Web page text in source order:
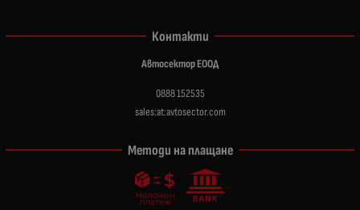
Контакти
Автосектор ЕООД
0888 152535
sales:at:avtosector.com
Методи на плащане